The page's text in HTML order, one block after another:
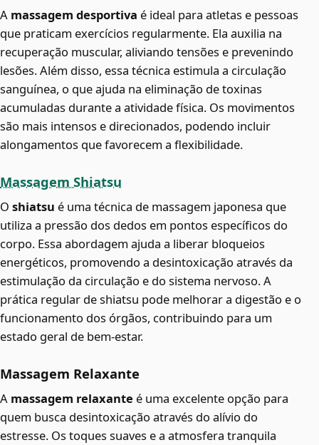
A massagem desportiva é ideal para atletas e pessoas
que praticam exercícios regularmente. Ela auxilia na
recuperação muscular, aliviando tensões e prevenindo
lesões. Além disso, essa técnica estimula a circulação
sanguínea, o que ajuda na eliminação de toxinas
acumuladas durante a atividade física. Os movimentos
são mais intensos e direcionados, podendo incluir
alongamentos que favorecem a flexibilidade.
Massagem Shiatsu
O shiatsu é uma técnica de massagem japonesa que
utiliza a pressão dos dedos em pontos específicos do
corpo. Essa abordagem ajuda a liberar bloqueios
energéticos, promovendo a desintoxicação através da
estimulação da circulação e do sistema nervoso. A
prática regular de shiatsu pode melhorar a digestão e o
funcionamento dos órgãos, contribuindo para um
estado geral de bem-estar.
Massagem Relaxante
A massagem relaxante é uma excelente opção para
quem busca desintoxicação através do alívio do
estresse. Os toques suaves e a atmosfera tranquila